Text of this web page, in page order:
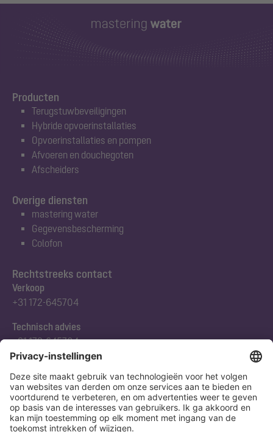
Producten
Terugstuwbeveiligingen
Hybride opvoerinstallaties
Opvoerinstallaties en pompen
Afvoeren en douchegoten
Afscheiders
Rechtstreeks contact
Verkoop
+31 172-645704
Technisch advies
+31 172-645704
Abonneert u zich op onze nieuwsbrief
Nu aanmelden
Overige diensten
mastering water
Gegevensbescherming
Colofon